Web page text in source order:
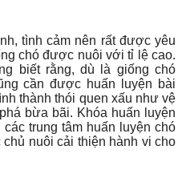
tình cảm nên rất được yêu
chó được nuôi với tỉ lệ cao.
biết rằng, dù là giống chó
cần được huấn luyện bài
thành thói quen xấu như vệ
bừa bãi. Khóa huấn luyện
trung tâm huấn luyện chó
nuôi cải thiện hành vi cho